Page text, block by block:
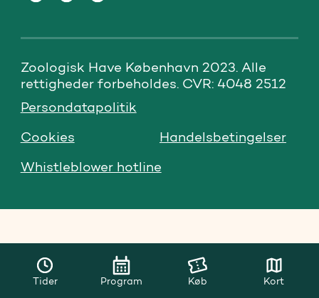
Zoologisk Have København 2023. Alle
rettigheder forbeholdes. CVR: 4048 2512
Whistleblower hotline
Cookies Handelsbetingelser
Persondatapolitik
Tider Program Køb Kort